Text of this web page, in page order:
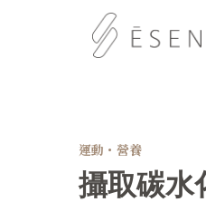
運動・營養
攝取碳水